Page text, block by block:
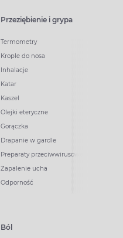
Przeziębienie i grypa
Termometry
Krople do nosa
Inhalacje
Katar
Kaszel
Olejki eteryczne
Gorączka
Drapanie w gardle
Preparaty przeciwwirusowe
Zapalenie ucha
Odporność
Ból